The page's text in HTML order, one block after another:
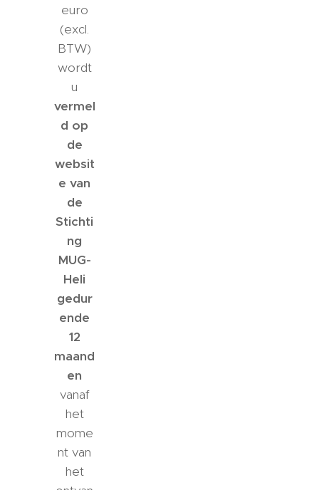
euro
(excl.
BTW)
wordt
u
vermel
d op
de
websit
e van
de
Stichti
ng
MUG-
Heli
gedur
ende
12
maand
en
vanaf
het
mome
nt van
het